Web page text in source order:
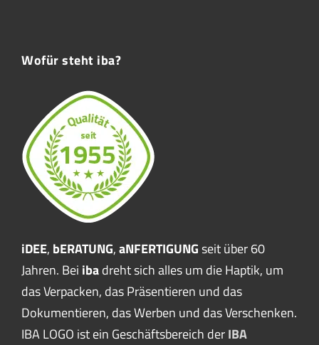
Wofür steht iba?
iDEE, bERATUNG,aNFERTIGUNGseit über 60
Jahren. Bei ibadreht sich alles um die Haptik, um
das Verpacken, das Präsentieren und das
Dokumentieren, das Werben und das Verschenken.
IBA LOGO ist ein Geschäftsbereich derIBA